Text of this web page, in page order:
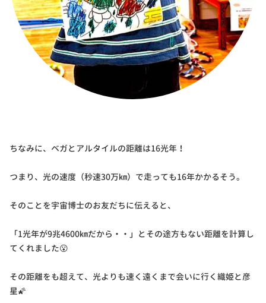
ちなみに、ベガとアルタイルの距離は16光年！
つまり、光の速度（秒速30万㎞）で走っても16年かかるそう。
そのことを宇宙博士のお友だちに伝えると、
「1光年が9兆4600㎞だから・・」とその途方もない距離を計算し
てくれました😮
その距離をも超えて、光よりも速く遠くまで会いに行く織姫と彦
星🌠